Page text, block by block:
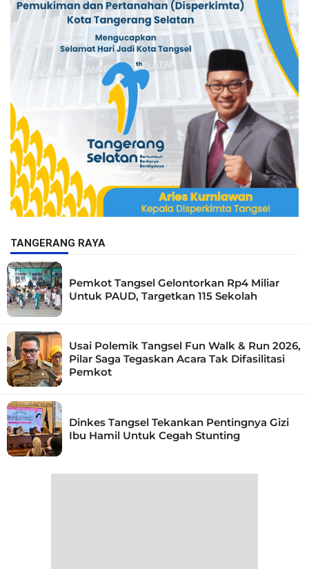
TANGERANG RAYA
Pemkot Tangsel Gelontorkan Rp4 Miliar
Untuk PAUD, Targetkan 115 Sekolah
Usai Polemik Tangsel Fun Walk & Run 2026,
Pilar Saga Tegaskan Acara Tak Difasilitasi
Pemkot
Dinkes Tangsel Tekankan Pentingnya Gizi
Ibu Hamil Untuk Cegah Stunting